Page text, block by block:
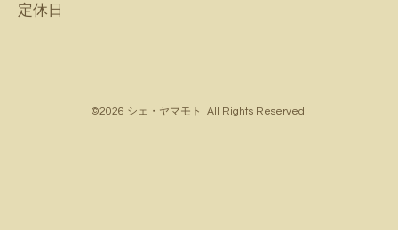
定休日
©2026 シェ・ヤマモト . All Rights Reserved.